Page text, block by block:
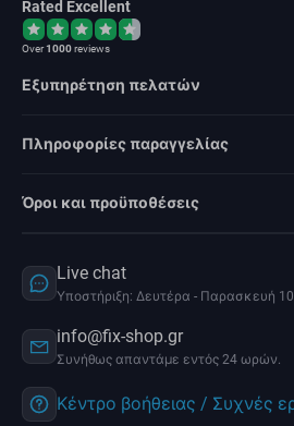
Rated Excellent
Over1000reviews
Εξυπηρέτηση πελατών
Πληροφορίες παραγγελίας
Όροι και προϋποθέσεις
Live chat
Υποστήριξη: Δευτέρα - Παρασκευή
info@fix-shop.gr
Συνήθως απαντάμε εντός 24 ωρών.
Κέντρο βοήθειας / Συχνές